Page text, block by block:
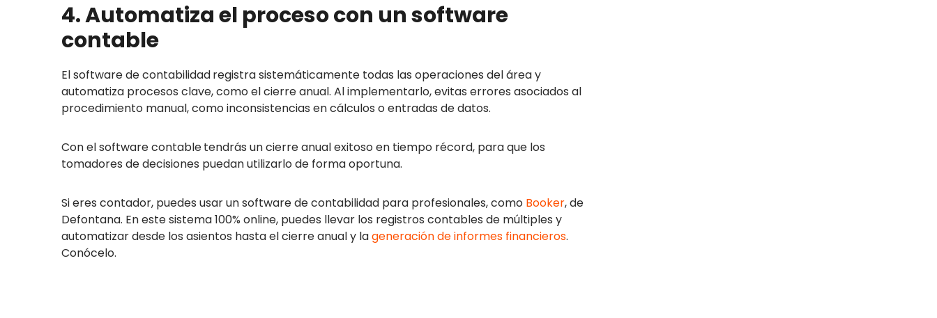
4. Automatiza el proceso con un software
contable
El software de contabilidadregistra sistemáticamente todas las operaciones del área y
automatiza procesos clave, como el cierre anual. Al implementarlo, evitas errores asociados al
procedimiento manual, como inconsistencias en cálculos o entradas de datos.
Con el software contabletendrás un cierre anual exitoso en tiempo récord, para que los
tomadores de decisiones puedan utilizarlo de forma oportuna.
Si eres contador, puedes usar un software de contabilidad para profesionales, como Booker, de
Defontana. En este sistema 100% online, puedes llevar los registros contables de múltiples y
automatizar desde los asientos hasta el cierre anual y lageneración de informes financieros.
Conócelo.